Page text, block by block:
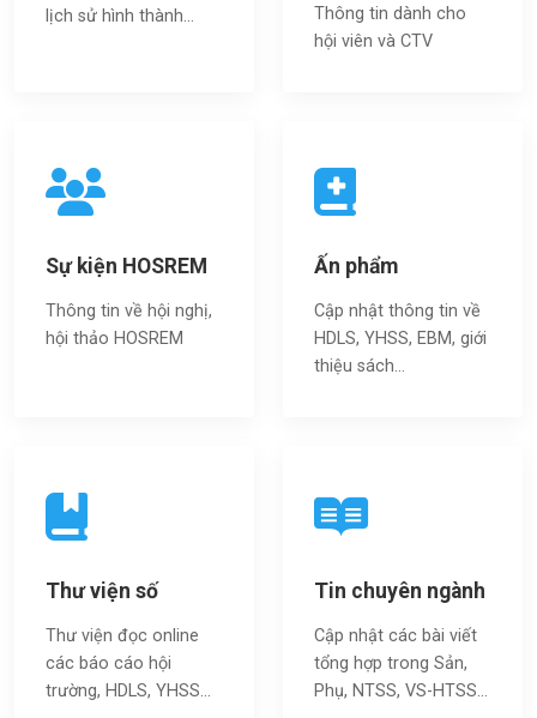
lịch sử hình thành...
Thông tin dành cho
hội viên và CTV
Sự kiện HOSREM
Thông tin về hội nghị,
hội thảo HOSREM
Ấn phẩm
Cập nhật thông tin về
HDLS, YHSS, EBM, giới
thiệu sách…
Thư viện số
Thư viện đọc online
các báo cáo hội
trường, HDLS, YHSS…
Tin chuyên ngành
Cập nhật các bài viết
tổng hợp trong Sản,
Phụ, NTSS, VS-HTSS...